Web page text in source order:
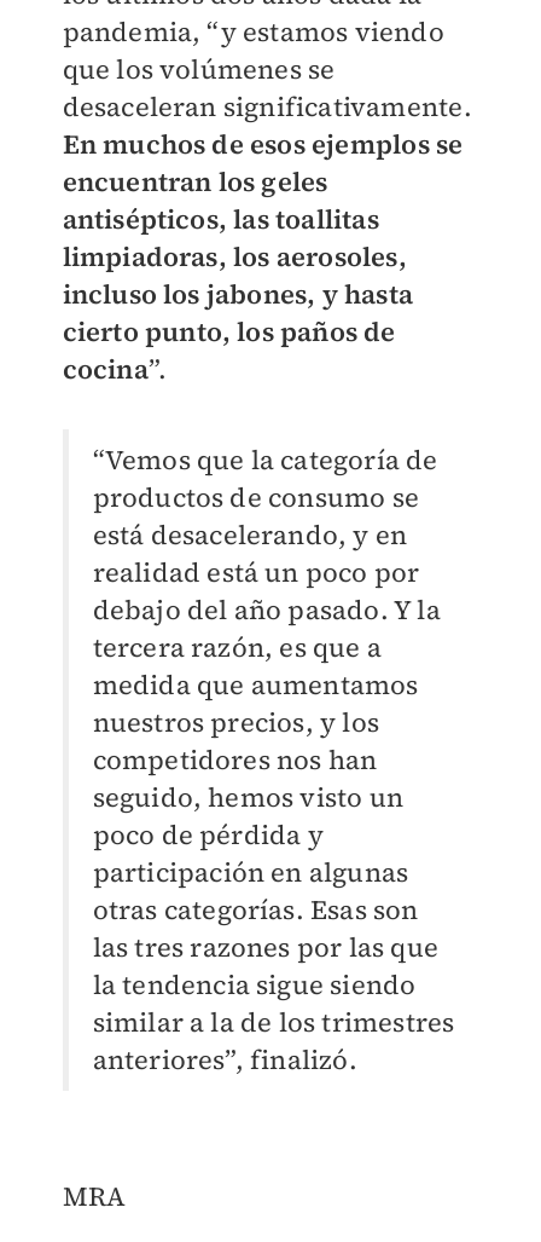
pandemia, “y estamos viendo
que los volúmenes se
desaceleran significativamente.
En muchos de esos ejemplos se
encuentran los geles
antisépticos, las toallitas
limpiadoras, los aerosoles,
incluso los jabones, y hasta
cierto punto, los paños de
cocina”.
“Vemos que la categoría de
productos de consumo se
está desacelerando, y en
realidad está un poco por
debajo del año pasado. Y la
tercera razón, es que a
medida que aumentamos
nuestros precios, y los
competidores nos han
seguido, hemos visto un
poco de pérdida y
participación en algunas
otras categorías. Esas son
las tres razones por las que
la tendencia sigue siendo
similar a la de los trimestres
anteriores”, finalizó.
MRA